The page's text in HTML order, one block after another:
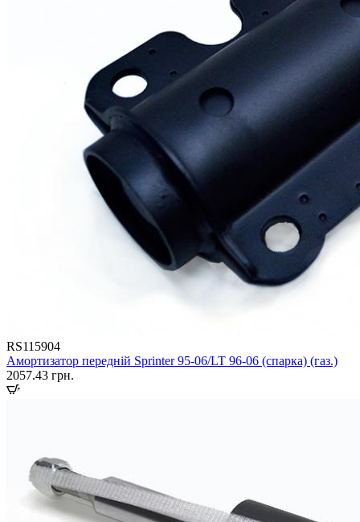
RS115904
Амортизатор передній Sprinter 95-06/LT 96-06 (спарка) (газ.)
2057.43 грн.